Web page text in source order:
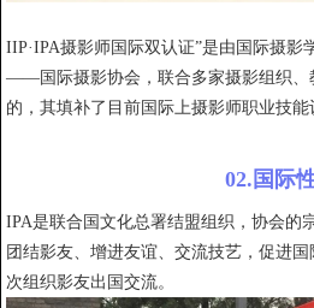
IIP·IPA摄影师国际双认证”是由国际摄影
——国际摄影协会，联合多家摄影组织、
的，其填补了目前国际上摄影师职业技能
02.国际
IPA是联合国文化总署结盟组织，协会的
团结影友、增进友谊、交流技艺，促进
次组织影友出国交流。